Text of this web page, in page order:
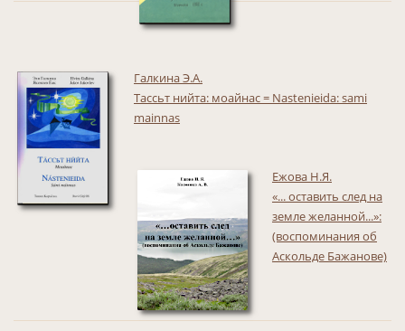
Галкина Э.А.
Тассьт нийта: моайнас = Nastenieida: sami
mainnas
Ежова Н.Я.
«... оставить след на
земле желанной...»:
(воспоминания об
Аскольде Бажанове)